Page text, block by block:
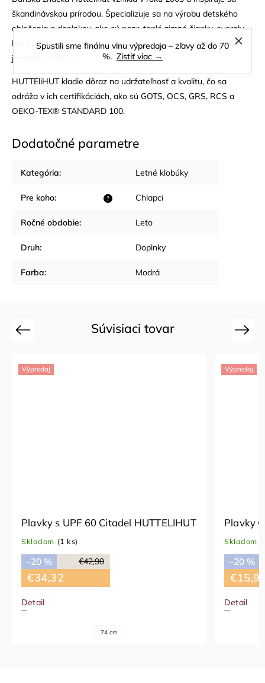
Spustili sme finálnu vlnu výpredaja – zľavy až do 70
%. Zistiť viac →
škandinávskou prírodou. Špecializuje sa na výrobu detského
oblečenia a doplnkov, ako sú napr. teplé zimné čiapky, overaly,
letné klobúky a šaty. Všetky kolekcie sú v tlmených farbách a
jemných motívoch.
HUTTEliHUT kladie dôraz na udržateľnosť a kvalitu, čo sa
odráža v ich certifikáciách, ako sú GOTS, OCS, GRS, RCS a
OEKO-TEX® STANDARD 100.
Dodatočné parametre
Kategória: Letné klobúky
?
Pre koho: Chlapci
Ročné obdobie: Leto
Druh: Doplnky
Farba: Modrá
Súvisiaci tovar
Previous
Výpredaj
Plavky s UPF 60 Citadel HUTTELIHUT
Skladom (1 ks)
€42,90
–20 %
€34,32
Detail
74 cm
Výpredaj
Plavky
Skladom
–20 %
Detail
Next